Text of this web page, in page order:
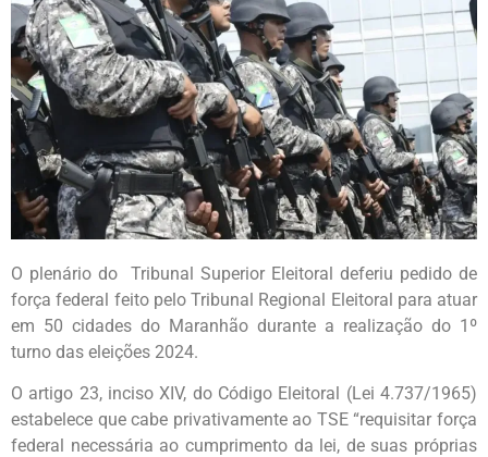
O plenário do Tribunal Superior Eleitoral deferiu pedido de
força federal feito pelo Tribunal Regional Eleitoral para atuar
em 50 cidades do Maranhão durante a realização do 1º
turno das eleições 2024.
O artigo 23, inciso XIV, do Código Eleitoral (Lei 4.737/1965)
estabelece que cabe privativamente ao TSE “requisitar força
federal necessária ao cumprimento da lei, de suas próprias